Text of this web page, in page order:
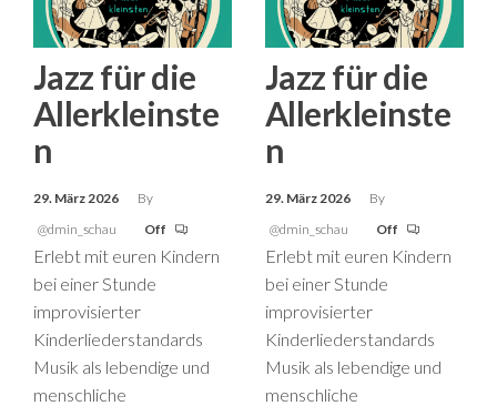
Jazz für die
Allerkleinste
n
29. März 2026
By
@dmin_schau
Off
Erlebt mit euren Kindern
bei einer Stunde
improvisierter
Kinderliederstandards
Musik als lebendige und
menschliche
Jazz für die
Allerkleinste
n
29. März 2026
By
@dmin_schau
Off
Erlebt mit euren Kindern
bei einer Stunde
improvisierter
Kinderliederstandards
Musik als lebendige und
menschliche